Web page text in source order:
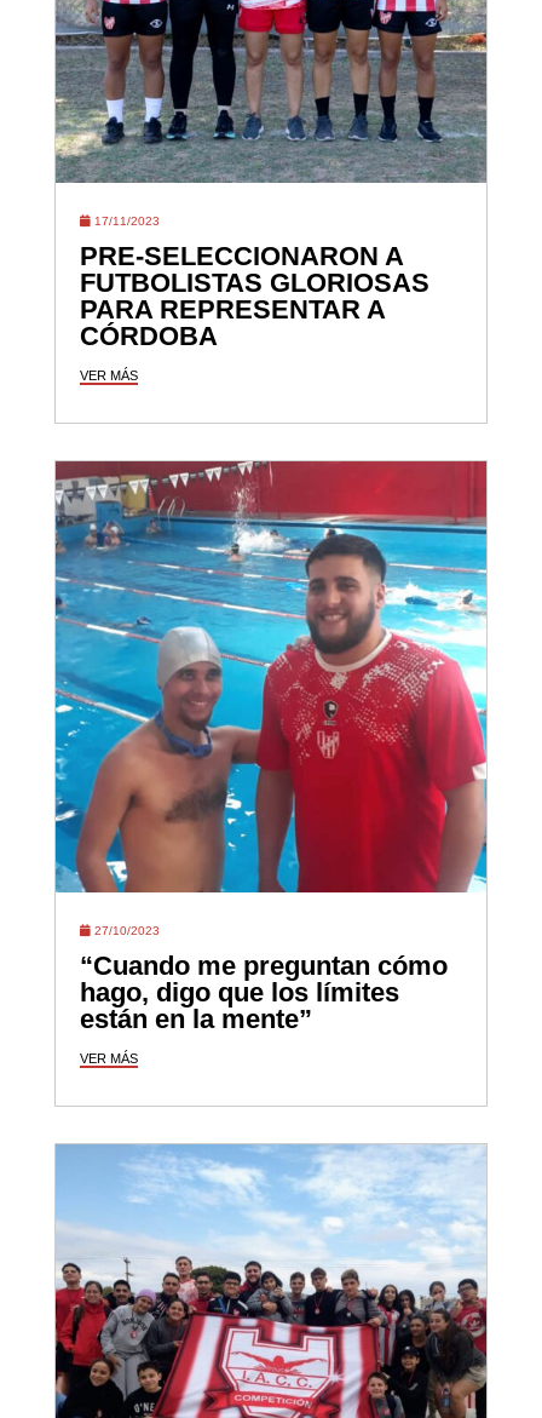
17/11/2023
PRE-SELECCIONARON A
FUTBOLISTAS GLORIOSAS
PARA REPRESENTAR A
CÓRDOBA
VER MÁS
27/10/2023
“Cuando me preguntan cómo
hago, digo que los límites
están en la mente”
VER MÁS